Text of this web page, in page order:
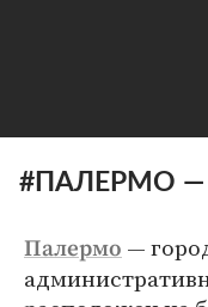
#ПАЛЕРМО —
Палермо —